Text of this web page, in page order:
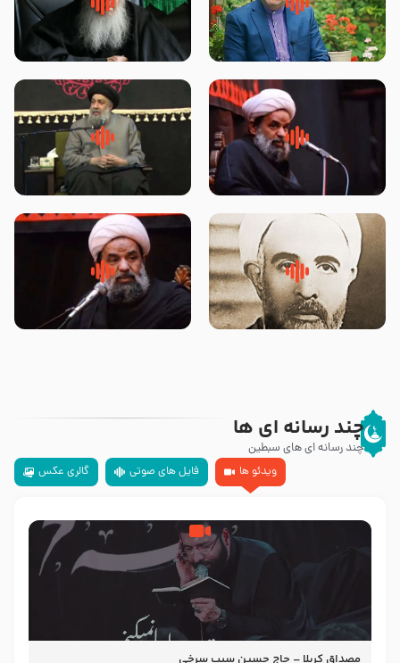
پیامبر صلی الله علیه وآله و سلم
فرمودند وای بر بچه های آخر
زوّار اربعین امام حسین (علیه
السلام) با این اشتیاق به زیارت
روضه جانسوز پاره های جگر امام
حسن مجتبی علیه السلام-حجت
لقب حضرت رقیه سلام الله علیها به
چه معناست – حجت الاسلام علوی
روضه‌ی مجلس یزید ملعون و
اسارت اهل‌بیت علیهم‌السلام –
سلام جوانی که امام حسین علیه
السلام خودش جوابش را دادند
چند رسانه ای ها
چند رسانه ای های سبطین
ویدئو ها
فایل های صوتی گالری عکس
مصداق کربلا – حاج حسین سیب سرخی